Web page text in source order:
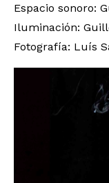
Espacio sonoro:
Iluminación:
Fotografía: Luís